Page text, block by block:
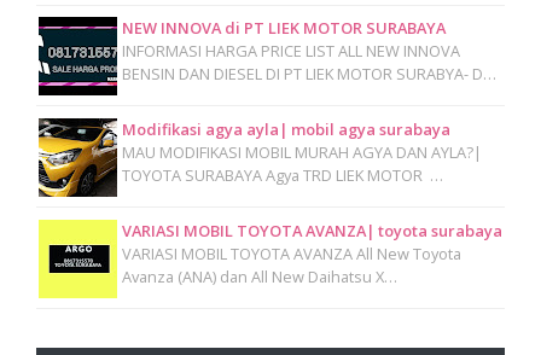
NEW INNOVA di PT LIEK MOTOR SURABAYA
INFORMASI HARGA PRICE LIST ALL NEW INNOVA
BENSIN DAN DIESEL DI PT LIEK MOTOR SURABYA- D…
Modifikasi agya ayla| mobil agya surabaya
MAU MODIFIKASI MOBIL MURAH AGYA DAN AYLA?|
TOYOTA SURABAYA Agya TRD LIEK MOTOR …
VARIASI MOBIL TOYOTA AVANZA| toyota surabaya
VARIASI MOBIL TOYOTA AVANZA All New Toyota
Avanza (ANA) dan All New Daihatsu X…